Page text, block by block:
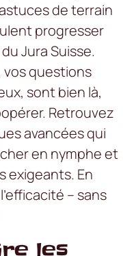
de terrain
progresser
Jura Suisse.
questions
sont bien là,
Retrouvez
avancées qui
en nymphe et
exigeants. En
– sans
les